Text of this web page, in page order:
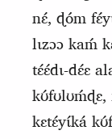
nɛ́, ɖóm
lɩzɔɔ kaḿ
tɛ́ɛ́dɩ‑dɛ́ɛ
kɛtɛ́yɩ́ká